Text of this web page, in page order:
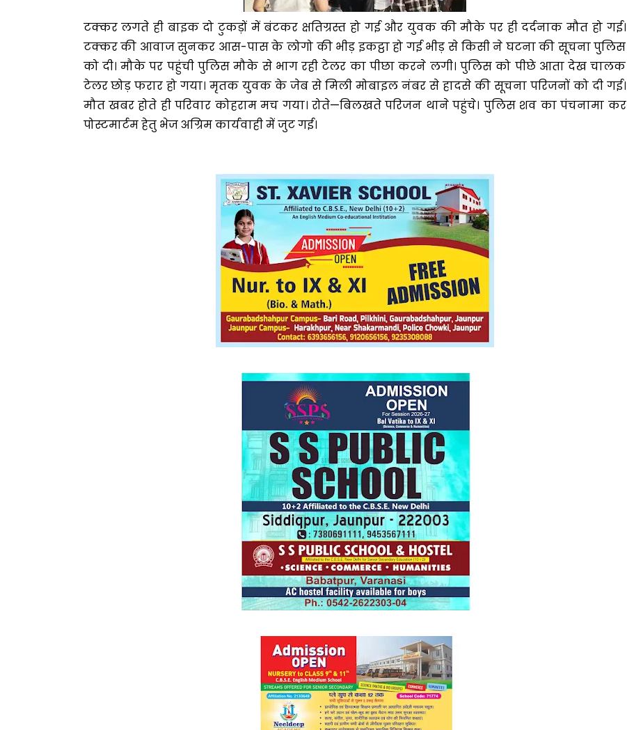
टक्कर लगते ही बाइक दो टुकड़ों में बंटकर क्षतिग्रस्त हो गई और युवक की मौके पर ही दर्दनाक मौत हो गई।
टक्कर की आवाज सुनकर आस-पास के लोगो की भीड़ इकट्ठा हो गई भीड़ से किसी ने घटना की सूचना पुलिस
को दी। मौके पर पहुंची पुलिस मौके से भाग रही टेलर का पीछा करने लगी। पुलिस को पीछे आता देख चालक
टेलर छोड़ फरार हो गया। मृतक युवक के जेब से मिली मोबाइल नंबर से हादसे की सूचना परिजनों को दी गई।
मौत खबर होते ही परिवार कोहराम मच गया। रोते—बिलखते परिजन थाने पहुंचे। पुलिस शव का पंचनामा कर
पोस्टमार्टम हेतु भेज अग्रिम कार्यवाही में जुट गई।